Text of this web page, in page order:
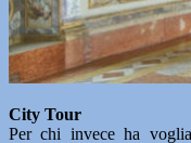
City Tour
Per chi invece ha